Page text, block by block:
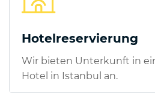
Hotelreservierung
Wir bieten Unterkunft in
Hotel in Istanbul an.